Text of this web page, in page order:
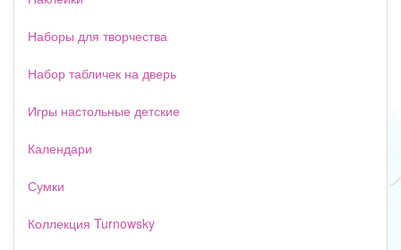
Наборы для творчества
Набор табличек на дверь
Игры настольные детские
Календари
Сумки
Коллекция Turnowsky